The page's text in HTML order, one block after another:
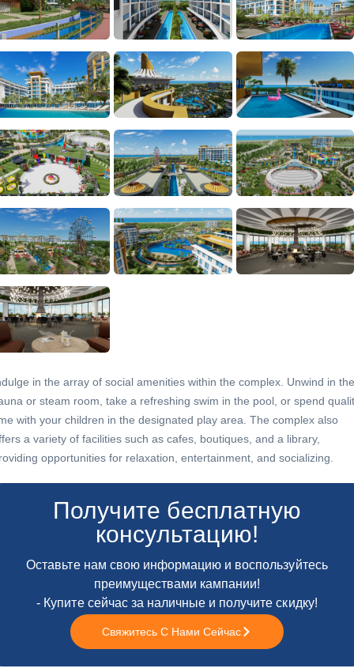
in the array of social amenities within the complex. Unwind in the
or steam room, take a refreshing swim in the pool, or spend
with your children in the designated play area. The complex also
a variety of facilities such as cafes, boutiques, and a library,
opportunities for relaxation, entertainment, and socializing.
Получите бесплатную
консультацию!
Оставьте нам свою информацию и воспользуйтесь
преимуществами кампании!
- Купите сейчас за наличные и получите скидку!
Свяжитесь С Нами Сейчас